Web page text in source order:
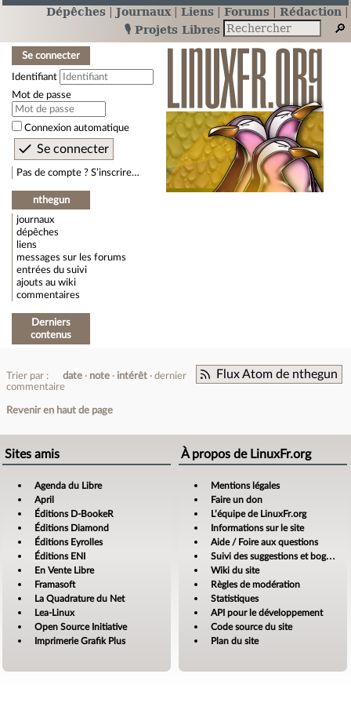
Dépêches Journaux Liens Forums
Rédaction
🎙️ Projets Libres
Se connecter
Identifiant
Mot de passe
Connexion automatique
Pas de compte ? S’inscrire…
nthegun
journaux
dépêches
liens
messages sur les forums
entrées du suivi
ajouts au wiki
commentaires
Derniers
contenus
Flux Atom de nthegun
Trier par : date note intérêt
dernier
commentaire
Revenir en haut de page
Sites amis
Agenda du Libre
April
Éditions D-BookeR
Éditions Diamond
Éditions Eyrolles
Éditions ENI
En Vente Libre
Framasoft
La Quadrature du Net
Lea-Linux
Open Source Initiative
Imprimerie Grafik Plus
À propos de LinuxFr.org
Mentions légales
Faire un don
L’équipe de LinuxFr.org
Informations sur le site
Aide / Foire aux questions
Suivi des suggestions et bogues
Wiki du site
Règles de modération
Statistiques
API pour le développement
Code source du site
Plan du site